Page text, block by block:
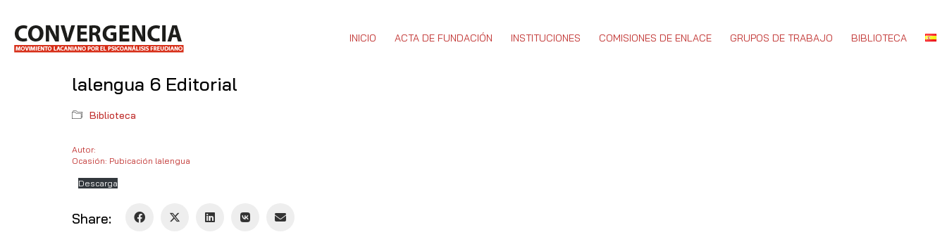
INICIO ACTA DE FUNDACIÓN INSTITUCIONES COMISIONES DE ENLACE GRUPOS DE TRABAJO BIBLIOTECA
lalengua 6 Editorial
Biblioteca
Autor:
Ocasión: Pubicación lalengua
Descarga
Share: